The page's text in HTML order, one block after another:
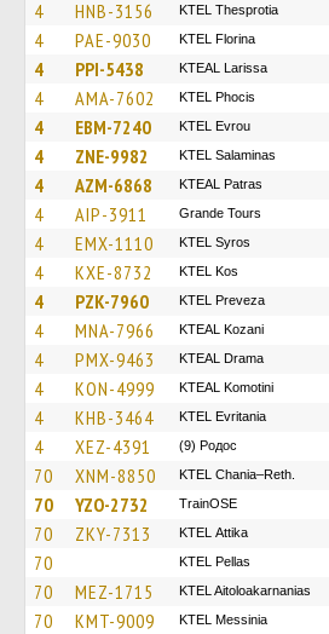
4 HNB-3156 KTEL Thesprotia
4 PAE-9030 KTEL Florina
4 PPI-5438 KTEAL Larissa
4 AMA-7602 ΚΤΕL Phocis
4 EBM-7240 KTEL Evrou
4 ZNE-9982 KTEL Salaminas
4 AZM-6868 KTEAL Patras
4 AIP-3911 Grande Tours
4 EMX-1110 KTEL Syros
4 KXE-8732 KTEL Kos
4 PZK-7960 KTEL Preveza
4 MNA-7966 KTEAL Kozani
4 PMX-9463 KTEAL Drama
4 KON-4999 KTEAL Komotini
4 KHB-3464 ΚΤΕL Evritania
4 XEZ-4391 (9) Родос
70 XNM-8850 KTEL Chania–Reth.
70 YZO-2732 TrainΟSE
70 ZKY-7313 KΤΕL Αttika
70 KTEL Pellas
70 MEZ-1715 KTEL Aitoloakarnanias
70 KMT-9009 KTEL Messinia